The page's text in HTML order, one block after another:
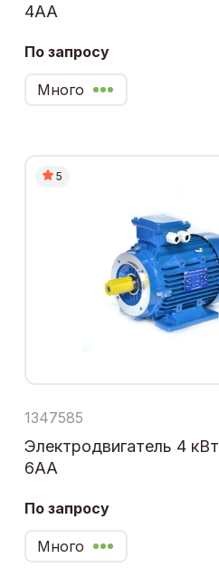
4AA
По запросу
Много
5
1347585
Электродвигатель 4
6AA
По запросу
Много